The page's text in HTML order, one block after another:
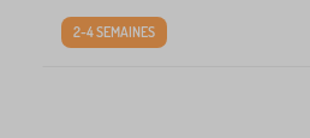
2-4 SEMAINES